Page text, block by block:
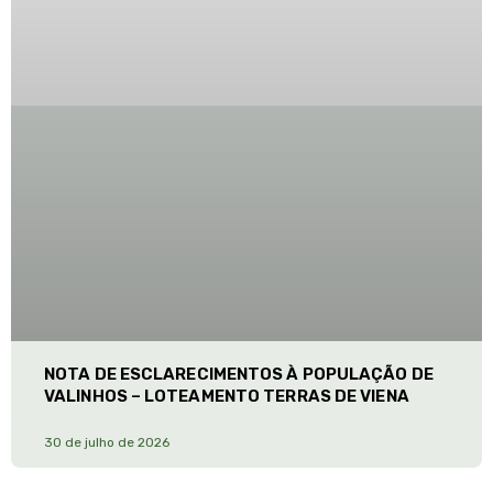
NOTA DE ESCLARECIMENTOS À POPULAÇÃO DE
VALINHOS – LOTEAMENTO TERRAS DE VIENA
30 de julho de 2026